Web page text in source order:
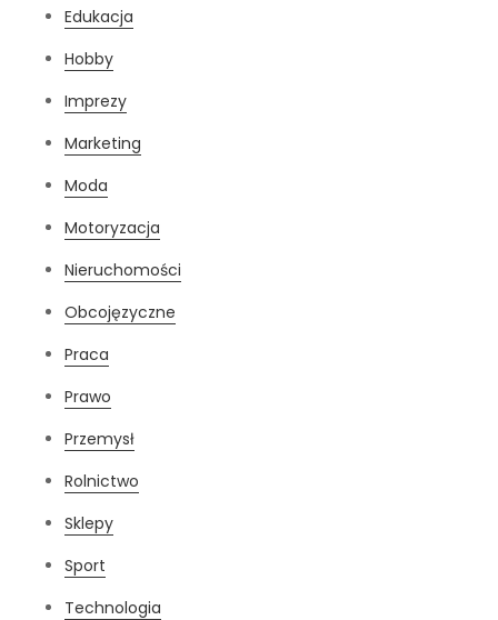
Edukacja
Hobby
Imprezy
Marketing
Moda
Motoryzacja
Nieruchomości
Obcojęzyczne
Praca
Prawo
Przemysł
Rolnictwo
Sklepy
Sport
Technologia